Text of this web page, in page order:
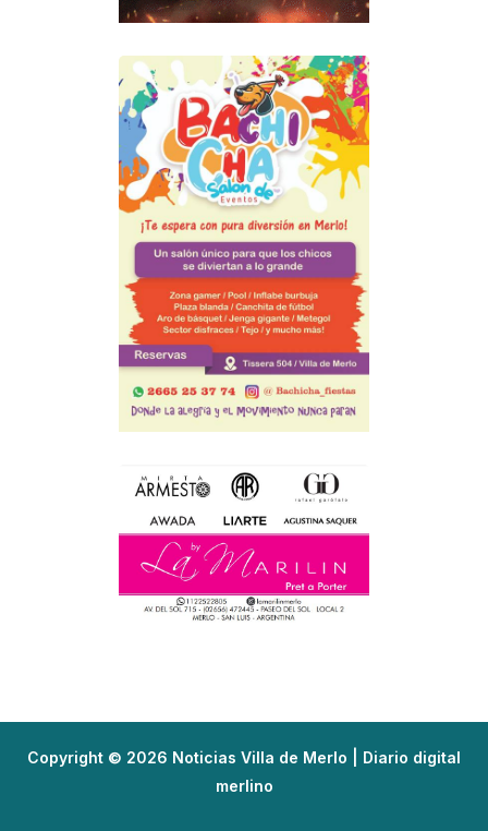
Copyright © 2026 Noticias Villa de Merlo | Diario digital
merlino